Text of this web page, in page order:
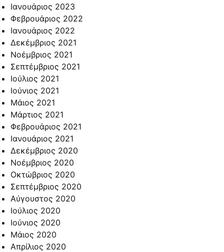
Ιανουάριος 2023
Φεβρουάριος 2022
Ιανουάριος 2022
Δεκέμβριος 2021
Νοέμβριος 2021
Σεπτέμβριος 2021
Ιούλιος 2021
Ιούνιος 2021
Μάιος 2021
Μάρτιος 2021
Φεβρουάριος 2021
Ιανουάριος 2021
Δεκέμβριος 2020
Νοέμβριος 2020
Οκτώβριος 2020
Σεπτέμβριος 2020
Αύγουστος 2020
Ιούλιος 2020
Ιούνιος 2020
Μάιος 2020
Απρίλιος 2020